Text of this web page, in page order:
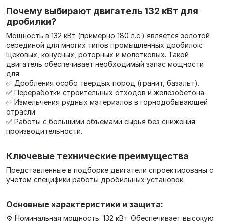
Почему выбирают двигатель 132 кВт для
дробилки?
Мощность в 132 кВт (примерно 180 л.с.) является золотой
серединой для многих типов промышленных дробилок:
щековых, конусных, роторных и молотковых. Такой
двигатель обеспечивает необходимый запас мощности
для:
✅ Дробления особо твердых пород (гранит, базальт).
✅ Переработки строительных отходов и железобетона.
✅ Измельчения рудных материалов в горнодобывающей
отрасли.
✅ Работы с большими объемами сырья без снижения
производительности.
Ключевые технические преимущества
Представленные в подборке двигатели спроектированы с
учетом специфики работы дробильных установок.
Основные характеристики и защита:
⚙️ Номинальная мощность: 132 кВт. Обеспечивает высокую